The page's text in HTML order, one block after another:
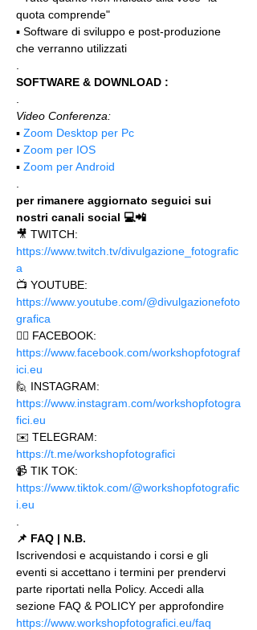
quota comprende"
▪️ Software di sviluppo e post-produzione
che verranno utilizzati
SOFTWARE & DOWNLOAD :
Video Conferenza:
▪️ Zoom Desktop per Pc
▪️ Zoom per IOS
▪️ Zoom per Android
per rimanere aggiornato seguici sui
nostri canali social 💻📲
🎥 TWITCH:
https://www.twitch.tv/divulgazione_fotografic
a
📺 YOUTUBE:
https://www.youtube.com/@divulgazionefoto
grafica
🙋‍♂️ FACEBOOK:
https://www.facebook.com/workshopfotograf
ici.eu
🙋 INSTAGRAM:
https://www.instagram.com/workshopfotogra
fici.eu
✉️ TELEGRAM:
https://t.me/workshopfotografici
📹 TIK TOK:
https://www.tiktok.com/@workshopfotografic
i.eu
📌 FAQ | N.B.
Iscrivendosi e acquistando i corsi e gli
eventi si accettano i termini per prendervi
parte riportati nella Policy. Accedi alla
sezione FAQ & POLICY per approfondire
https://www.workshopfotografici.eu/faq